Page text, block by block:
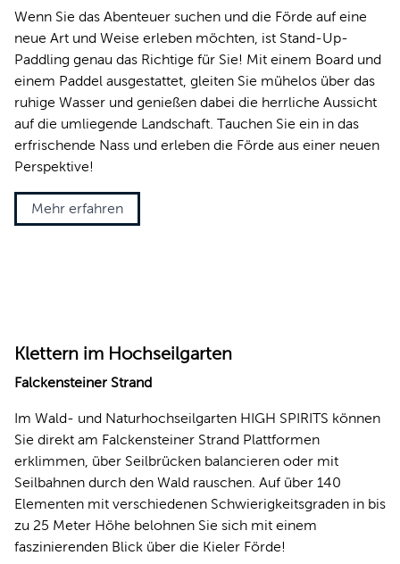
Wenn Sie das Abenteuer suchen und die Förde auf eine
neue Art und Weise erleben möchten, ist Stand-Up-
Paddling genau das Richtige für Sie! Mit einem Board und
einem Paddel ausgestattet, gleiten Sie mühelos über das
ruhige Wasser und genießen dabei die herrliche Aussicht
auf die umliegende Landschaft. Tauchen Sie ein in das
erfrischende Nass und erleben die Förde aus einer neuen
Perspektive!
Mehr erfahren
Klettern im Hochseilgarten
Falckensteiner Strand
Im Wald- und Naturhochseilgarten HIGH SPIRITS können
Sie direkt am Falckensteiner Strand Plattformen
erklimmen, über Seilbrücken balancieren oder mit
Seilbahnen durch den Wald rauschen. Auf über 140
Elementen mit verschiedenen Schwierigkeitsgraden in bis
zu 25 Meter Höhe belohnen Sie sich mit einem
faszinierenden Blick über die Kieler Förde!